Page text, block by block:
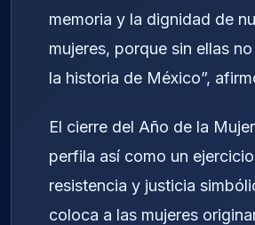
memoria y la dignidad de
mujeres, porque sin ellas
la historia de México”,
El cierre del Año de la
perfila así como un
resistencia y justicia
coloca a las mujeres